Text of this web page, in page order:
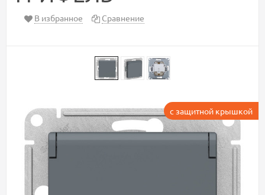
В избранное Сравнение
с защитной крышкой